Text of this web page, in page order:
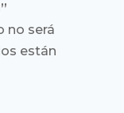
no será
están